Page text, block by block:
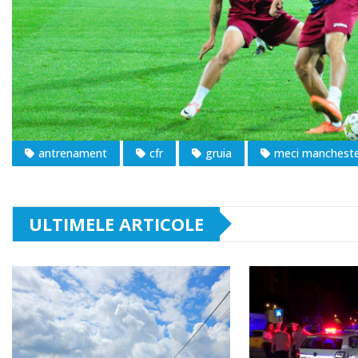
antrenament cfr gruia meci
ULTIMELE ARTICOLE